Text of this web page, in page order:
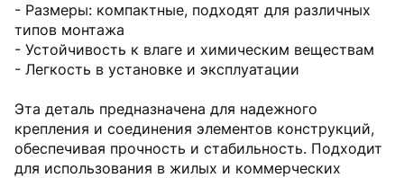
- Размеры: компактные, подходят для различных
типов монтажа
- Устойчивость к влаге и химическим веществам
- Легкость в установке и эксплуатации
Эта деталь предназначена для надежного
крепления и соединения элементов конструкций,
обеспечивая прочность и стабильность. Подходит
для использования в жилых и коммерческих